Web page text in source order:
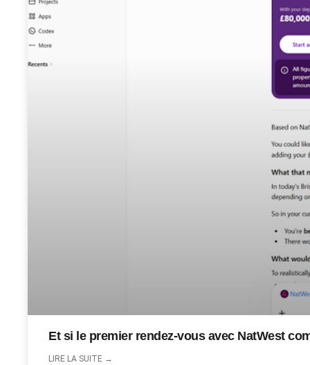
Et si le premier rendez-vous avec NatWest
LIRE LA SUITE →